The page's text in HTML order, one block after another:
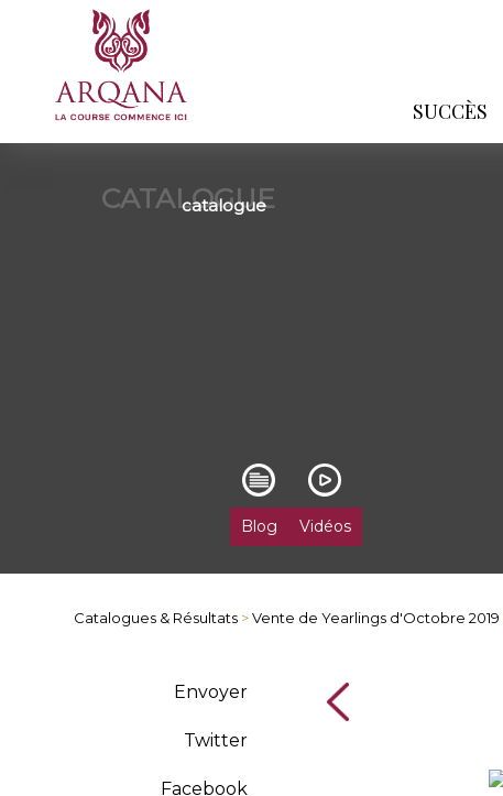
SUCCÈS
CATALOGUE
catalogue
Blog Vidéos
Catalogues & Résultats >Vente de Yearlings d'Octobre 2019
Envoyer
Twitter
Facebook